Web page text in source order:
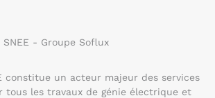
constitue un acteur majeur des services
les travaux de génie électrique et